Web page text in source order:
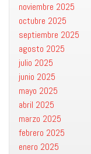
noviembre 2025
octubre 2025
septiembre 2025
agosto 2025
julio 2025
junio 2025
mayo 2025
abril 2025
marzo 2025
febrero 2025
enero 2025